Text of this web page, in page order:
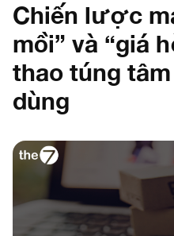
Chiến lược
mồi” và “giá
thao túng
dùng